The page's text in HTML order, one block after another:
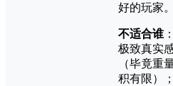
好的玩家。
不适合谁
极致真实
（毕竟重
积有限）